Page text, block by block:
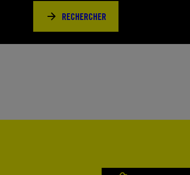
RECHERCHER